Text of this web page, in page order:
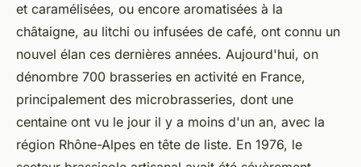
et caramélisées, ou encore aromatisées à la
châtaigne, au litchi ou infusées de café, ont connu un
nouvel élan ces dernières années. Aujourd'hui, on
dénombre 700 brasseries en activité en France,
principalement des microbrasseries, dont une
centaine ont vu le jour il y a moins d'un an, avec la
région Rhône-Alpes en tête de liste. En 1976, le